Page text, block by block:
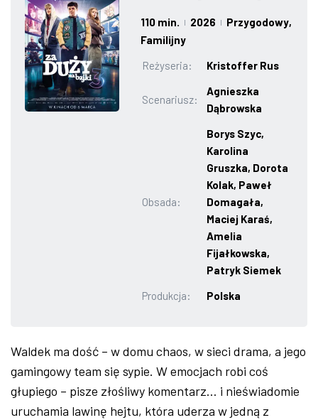
ROZRYWKA
W KINACH
GASTRONOMIA
110 min. | 2026 | Przygodowy,
Familijny
Reżyseria:
Kristoffer Rus
Scenariusz:
Agnieszka
Dąbrowska
Obsada:
Borys Szyc,
Karolina
Gruszka, Dorota
Kolak, Paweł
Domagała,
Maciej Karaś,
Amelia
Fijałkowska,
Patryk Siemek
Produkcja:
Polska
Waldek ma dość – w domu chaos, w sieci drama, a jego
gamingowy team się sypie. W emocjach robi coś
głupiego – pisze złośliwy komentarz… i nieświadomie
uruchamia lawinę hejtu, która uderza w jedną z